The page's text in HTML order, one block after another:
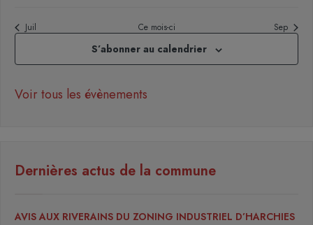
Juil Ce mois-ci Sep
S’abonner au calendrier
Voir tous les évènements
Dernières actus de la commune
AVIS AUX RIVERAINS DU ZONING INDUSTRIEL D’HARCHIES